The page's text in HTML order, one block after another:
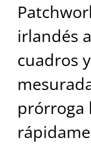
irlandés
cuadros
prórroga